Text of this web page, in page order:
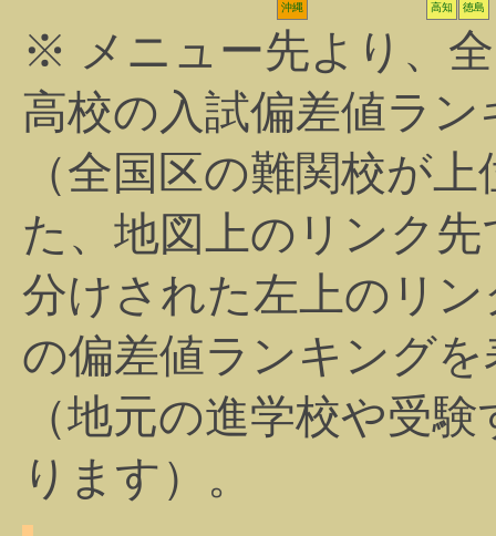
沖縄 高知 徳島
※ メニュー先より、
高校の入試偏差値ラ
（全国区の難関校が
た、地図上のリンク
分けされた左上のリ
の偏差値ランキング
（地元の進学校や受
ります）。